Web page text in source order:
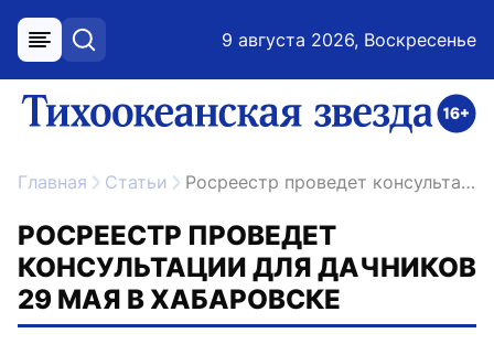
меню поиск 9 августа 2026, Воскресенье
ссылка на главную
Главная Статьи Росреестр проведет консультации для дачников 29 мая в Хабаровске
РОСРЕЕСТР ПРОВЕДЕТ
КОНСУЛЬТАЦИИ ДЛЯ ДАЧНИКОВ
29 МАЯ В ХАБАРОВСКЕ